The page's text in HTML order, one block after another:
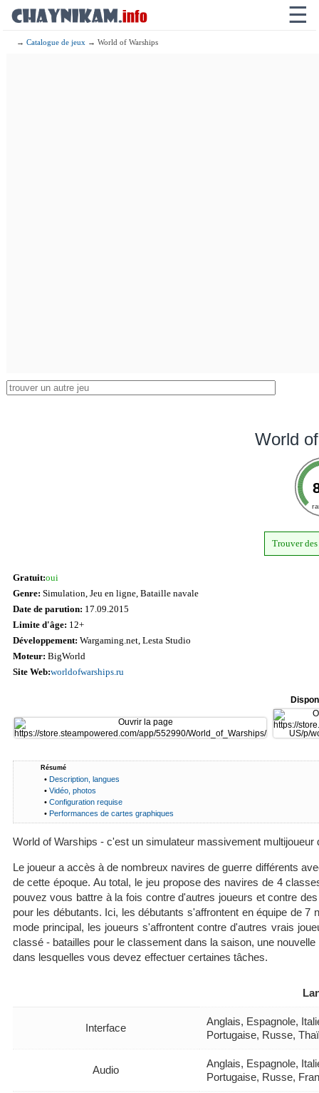
☰
→Catalogue de jeux → World of Warships
World
Trouver
Gratuit:oui
Genre: Simulation, Jeu en ligne, Bataille navale
Date de parution: 17.09.2015
Limite d'âge: 12+
Développement: Wargaming.net, Lesta Studio
Moteur: BigWorld
Site Web:worldofwarships.ru
Résumé
•Description, langues
•Vidéo, photos
•Configuration requise
•Performances de cartes graphiques
World of Warships - c'est un simulateur massivement
Le joueur a accès à de nombreux navires de guerre différents
de cette époque. Au total, le jeu propose des navires de 4
pouvez vous battre à la fois contre d'autres joueurs et contre
pour les débutants. Ici, les débutants s'affrontent en équipe de
mode principal, les joueurs s'affrontent contre d'autres vrais
classé - batailles pour le classement dans la saison, une
dans lesquelles vous devez effectuer certaines tâches.
Interface
Anglais, Espagnole,
Portugaise, Russe,
Audio
Anglais, Espagnole,
Portugaise, Russe,